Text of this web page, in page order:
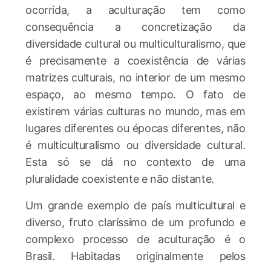
ocorrida, a aculturação tem como
consequência a concretização da
diversidade cultural ou multiculturalismo, que
é precisamente a coexistência de várias
matrizes culturais, no interior de um mesmo
espaço, ao mesmo tempo. O fato de
existirem várias culturas no mundo, mas em
lugares diferentes ou épocas diferentes, não
é multiculturalismo ou diversidade cultural.
Esta só se dá no contexto de uma
pluralidade coexistente e não distante.
Um grande exemplo de país multicultural e
diverso, fruto claríssimo de um profundo e
complexo processo de aculturação é o
Brasil. Habitadas originalmente pelos